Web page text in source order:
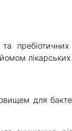
пребіотичних
лікарських
для